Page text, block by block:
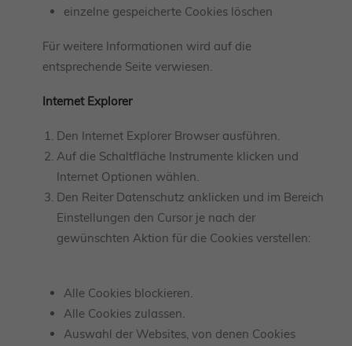
einzelne gespeicherte Cookies löschen
Für weitere Informationen wird auf die
entsprechende Seite verwiesen.
Internet Explorer
Den Internet Explorer Browser ausführen.
Auf die Schaltfläche Instrumente klicken und
Internet Optionen wählen.
Den Reiter Datenschutz anklicken und im Bereich
Einstellungen den Cursor je nach der
gewünschten Aktion für die Cookies verstellen:
Alle Cookies blockieren.
Alle Cookies zulassen.
Auswahl der Websites, von denen Cookies